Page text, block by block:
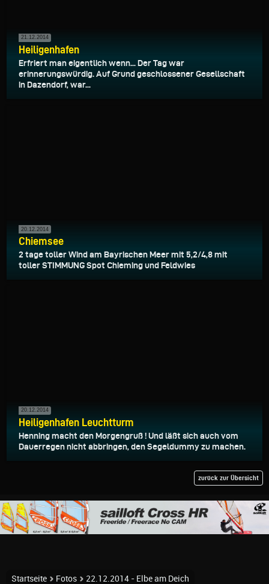
21.12.2014
Heiligenhafen
Erfriert man eigentlich wenn... Der Tag war
erinnerungswürdig. Auf Grund geschlossener Gesellschaft
in Dazendorf, war...
20.12.2014
Chiemsee
2 tage toller Wind am Bayrischen Meer mit 5,2/4,8 mit
toller STIMMUNG Spot Chieming und Feldwies
20.12.2014
Heiligenhafen Leuchtturm
Henning macht den Morgengruß ! Und läßt sich auch vom
Dauerregen nicht abbringen, den Segeldummy zu machen.
zurück zur Übersicht
Startseite Fotos 22.12.2014 - Elbe am Deich